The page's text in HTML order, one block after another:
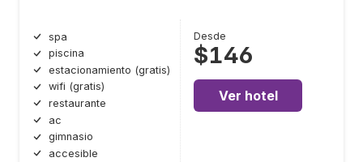
spa
piscina
estacionamiento (gratis)
wifi (gratis)
restaurante
ac
gimnasio
accesible
Desde
$146
Ver hotel